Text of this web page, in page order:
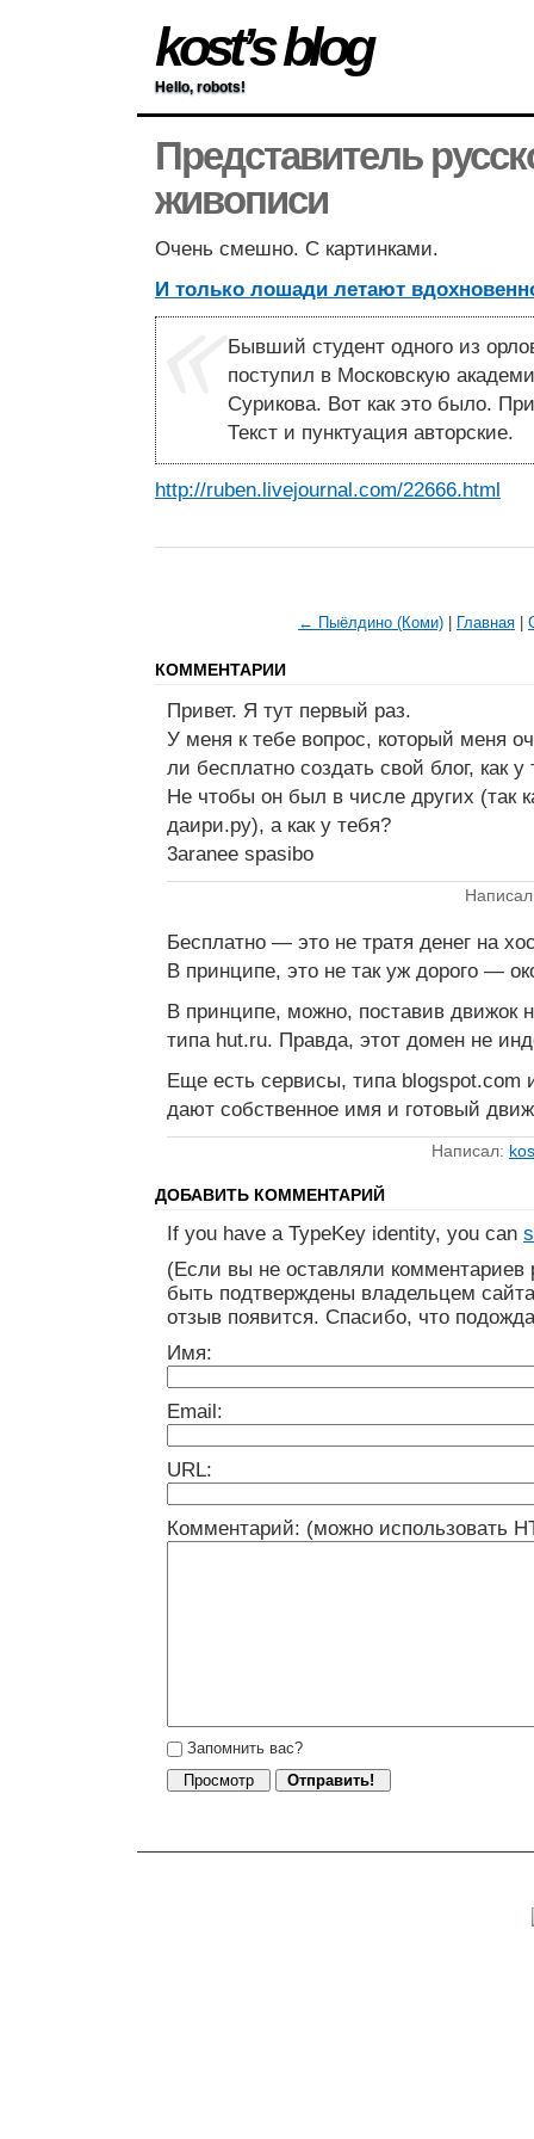
kost’s blog
Hello, robots!
Представитель
живописи
Очень смешно. С картинками.
И только лошади летают
Бывший студент одного из
поступил в Московскую
Сурикова. Вот как это было.
Текст и пунктуация авторские.
http://ruben.livejournal.com/22666.html
← Пыёлдино (Коми) Главная
КОММЕНТАРИИ
Привет. Я тут первый раз.
У меня к тебе вопрос, который меня
ли бесплатно создать свой блог, как у
Не чтобы он был в числе других (так
даири.ру), а как у тебя?
3aranee spasibo
Бесплатно — это не тратя денег на
В принципе, это не так уж дорого —
В принципе, можно, поставив движок
типа hut.ru. Правда, этот домен не
Еще есть сервисы, типа
дают собственное имя и готовый
Написал:
ДОБАВИТЬ КОММЕНТАРИЙ
If you have a TypeKey identity, you can
(Если вы не оставляли
быть подтверждены владельцем
отзыв появится. Спасибо, что
Имя:
Email:
URL:
Комментарий: (можно использовать
Запомнить вас?